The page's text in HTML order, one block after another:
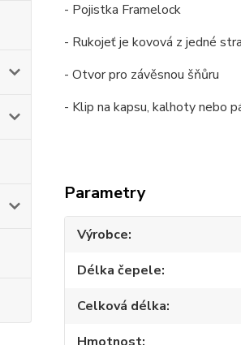
- Pojistka Framelock
- Rukojeť je kovová z jedné
- Otvor pro závěsnou šňůru
- Klip na kapsu, kalhoty nebo
Parametry
Výrobce
Délka čepele
Celková délka